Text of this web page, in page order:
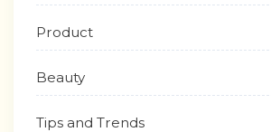
Product
Beauty
Tips and Trends